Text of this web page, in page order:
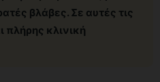
βλάβες. Σε αυτές τις
πλήρης κλινική